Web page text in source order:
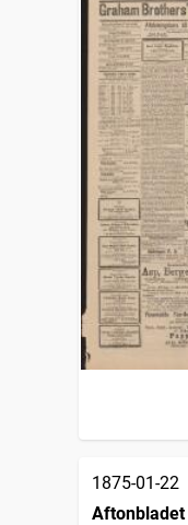
1875-01-22
Aftonbladet